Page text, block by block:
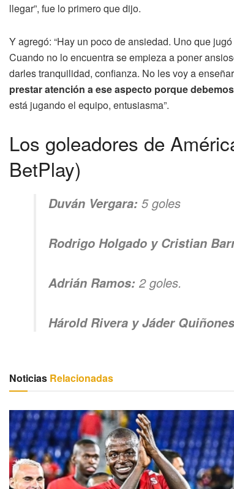
llegar”, fue lo primero que dijo.
Y agregó: “Hay un poco de ansiedad. Uno que
Cuando no lo encuentra se empieza a poner
darles tranquilidad, confianza. No les voy a
prestar atención a ese aspecto porque
está jugando el equipo, entusiasma”.
Los goleadores de
BetPlay)
Duván Vergara: 5 goles
Rodrigo Holgado y Cristian
Adrián Ramos: 2 goles.
Hárold Rivera y Jáder
Noticias Relacionadas